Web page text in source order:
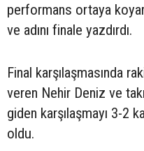
performans ortaya
ve adını finale yazdırdı.
Final karşılaşmasında
veren Nehir Deniz ve
giden karşılaşmayı 3-2
oldu.